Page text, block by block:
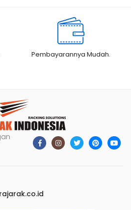
Pembayarannya Mudah.
rajarak.co.id